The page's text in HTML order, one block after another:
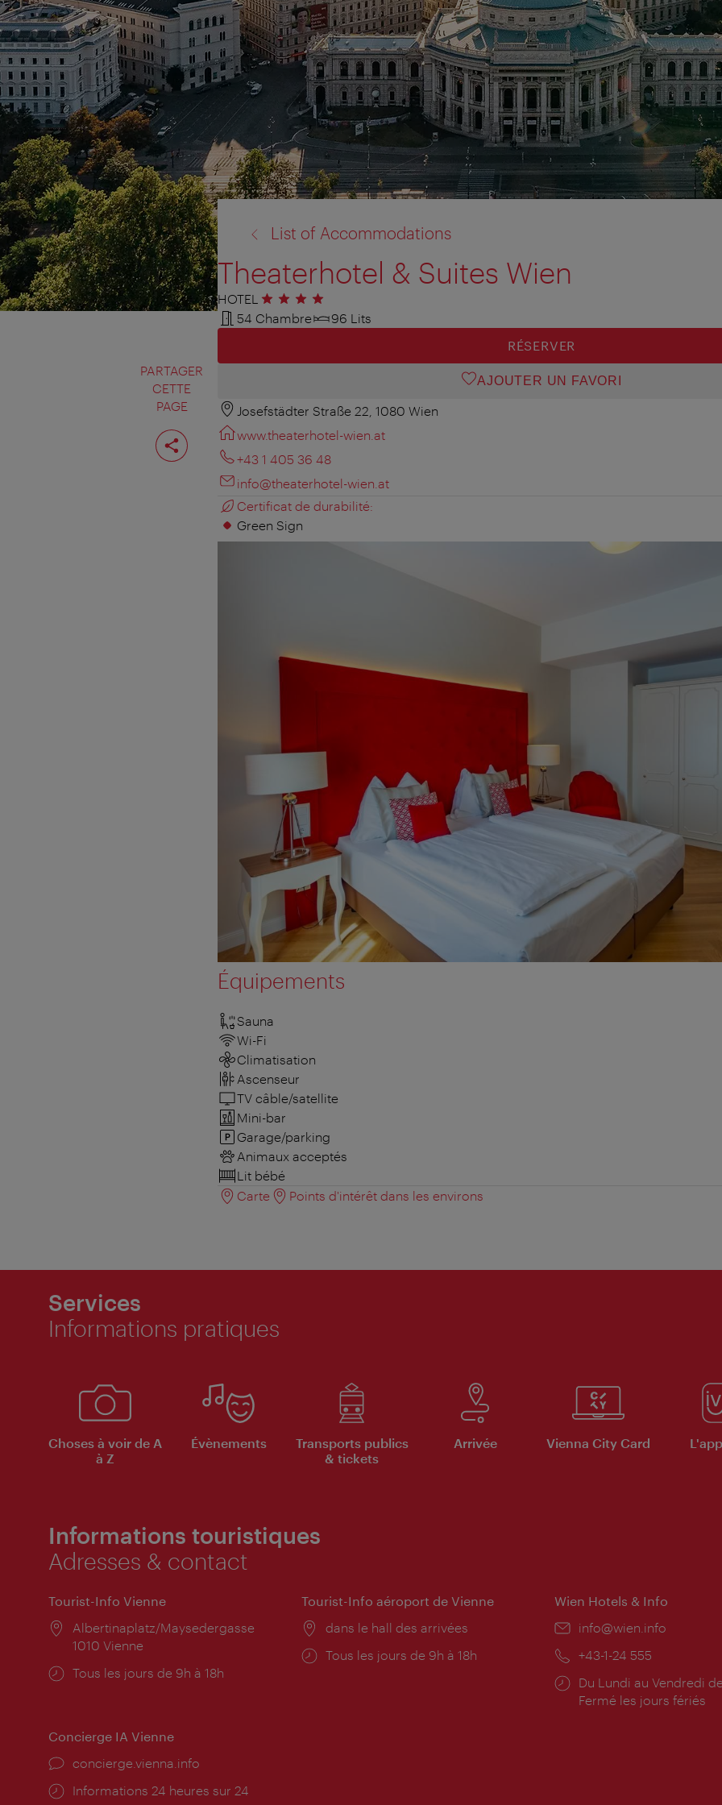
PARTAGER
CETTE
PAGE
Partager
cette
page
List of Accommodations
Theaterhotel & Suites Wien
HOTEL 4 étoiles
54 Chambre
96 Lits
RÉSERVER
AJOUTER UN FAVORI
Josefstädter Straße 22, 1080 Wien
www.theaterhotel-wien.at
+43 1 405 36 48
info@theaterhotel-wien.at
Certificat de durabilité:
Green Sign
Équipements
Sauna
Wi-Fi
Climatisation
Ascenseur
TV câble/satellite
Mini-bar
Garage/parking
Animaux acceptés
Lit bébé
Carte
Points d'intérêt dans les environs
Services
Informations pratiques
Choses à voir de A
à Z
Évènements
Transports publics
& tickets
Arrivée Vienna City Card
Informations touristiques
Adresses & contact
Tourist-Info Vienne
Lieu:
Albertinaplatz/Maysedergasse
1010 Vienne
Horaires
Tous les jours de 9h à 18h
Tourist-Info aéroport de Vienne
Lieu:
dans le hall des arrivées
Horaires
Tous les jours de 9h à 18h
Wien Hotels & Info
E-
info@wien.info
Téléphone:
+43-1-24 555
Horaires
d'ouverture:
Du Lundi au Vendredi
Fermé les jours fériés
Concierge IA Vienne
Ort:
concierge.vienna.info
Öffnungszeiten:
Informations 24 heures sur 24